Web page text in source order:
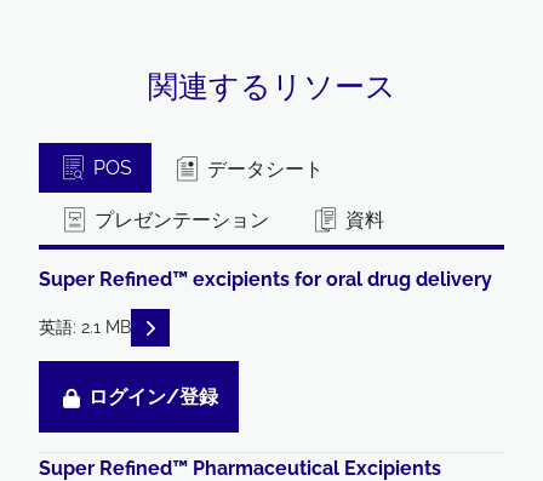
関連するリソース
POS データシート
プレゼンテーション 資料
Super Refined™ excipients for oral drug delivery
英語: 2.1 MB READ DESCRIPTIONS
ログイン/登録
Super Refined™ Pharmaceutical Excipients